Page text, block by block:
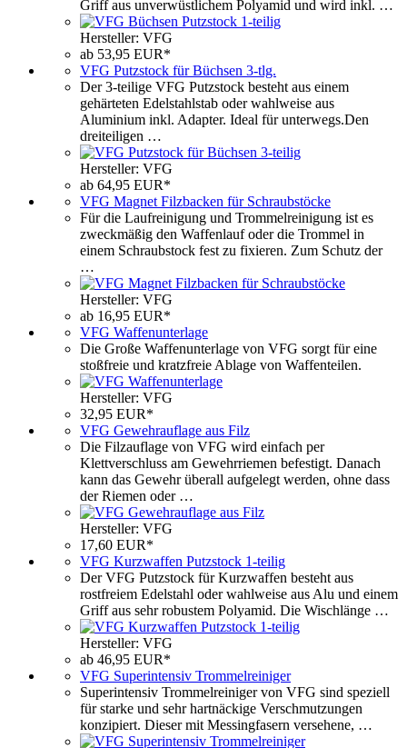
Griff aus unverwüstlichem Polyamid und wird inkl. …
Hersteller: VFG
ab 53,95 EUR*
VFG Putzstock für Büchsen 3-tlg.
Der 3-teilige VFG Putzstock besteht aus einem
gehärteten Edelstahlstab oder wahlweise aus
Aluminium inkl. Adapter. Ideal für unterwegs.Den
dreiteiligen …
Hersteller: VFG
ab 64,95 EUR*
VFG Magnet Filzbacken für Schraubstöcke
Für die Laufreinigung und Trommelreinigung ist es
zweckmäßig den Waffenlauf oder die Trommel in
einem Schraubstock fest zu fixieren. Zum Schutz der
…
Hersteller: VFG
ab 16,95 EUR*
VFG Waffenunterlage
Die Große Waffenunterlage von VFG sorgt für eine
stoßfreie und kratzfreie Ablage von Waffenteilen.
Hersteller: VFG
32,95 EUR*
VFG Gewehrauflage aus Filz
Die Filzauflage von VFG wird einfach per
Klettverschluss am Gewehrriemen befestigt. Danach
kann das Gewehr überall aufgelegt werden, ohne dass
der Riemen oder …
Hersteller: VFG
17,60 EUR*
VFG Kurzwaffen Putzstock 1-teilig
Der VFG Putzstock für Kurzwaffen besteht aus
rostfreiem Edelstahl oder wahlweise aus Alu und einem
Griff aus sehr robustem Polyamid. Die Wischlänge …
Hersteller: VFG
ab 46,95 EUR*
VFG Superintensiv Trommelreiniger
Superintensiv Trommelreiniger von VFG sind speziell
für starke und sehr hartnäckige Verschmutzungen
konzipiert. Dieser mit Messingfasern versehene, …